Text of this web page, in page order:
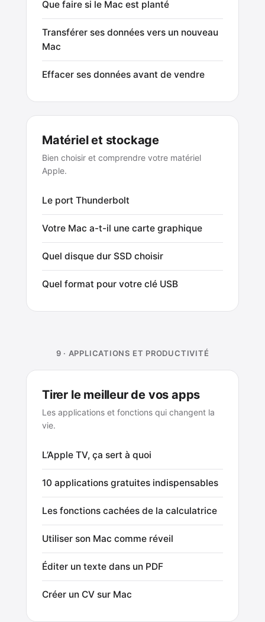
Que faire si le Mac est planté
Transférer ses données vers un nouveau
Mac
Effacer ses données avant de vendre
Matériel et stockage
Bien choisir et comprendre votre matériel
Apple.
Le port Thunderbolt
Votre Mac a-t-il une carte graphique
Quel disque dur SSD choisir
Quel format pour votre clé USB
9 · APPLICATIONS ET PRODUCTIVITÉ
Tirer le meilleur de vos apps
Les applications et fonctions qui changent la
vie.
L’Apple TV, ça sert à quoi
10 applications gratuites indispensables
Les fonctions cachées de la calculatrice
Utiliser son Mac comme réveil
Éditer un texte dans un PDF
Créer un CV sur Mac